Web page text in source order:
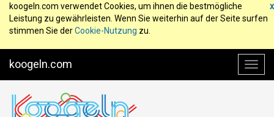
x
koogeln.com verwendet Cookies, um ihnen die bestmögliche
Leistung zu gewährleisten. Wenn Sie weiterhin auf der Seite surfen
stimmen Sie derCookie-Nutzung zu.
koogeln.com